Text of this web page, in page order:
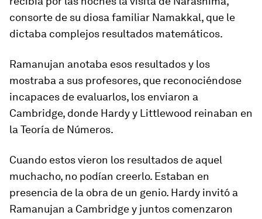
consorte de su diosa familiar Namakkal, que le
dictaba complejos resultados matemáticos.
Ramanujan anotaba esos resultados y los
mostraba a sus profesores, que reconociéndose
incapaces de evaluarlos, los enviaron a
Cambridge, donde Hardy y Littlewood reinaban en
la Teoría de Números.
Cuando estos vieron los resultados de aquel
muchacho, no podían creerlo. Estaban en
presencia de la obra de un genio. Hardy invitó a
Ramanujan a Cambridge y juntos comenzaron